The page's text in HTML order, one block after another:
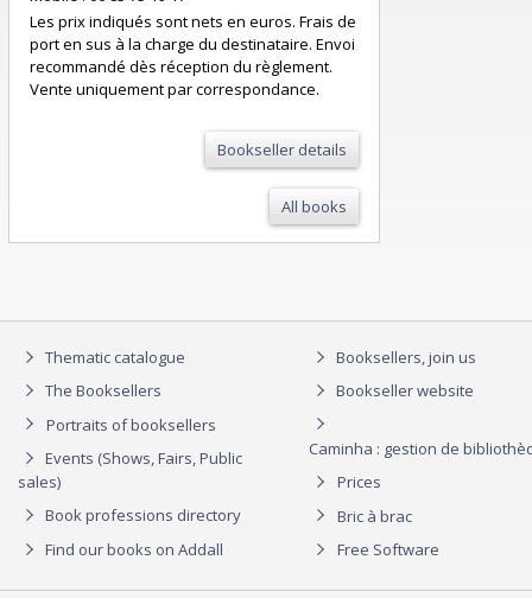
Les prix indiqués sont nets en euros. Frais de
port en sus à la charge du destinataire. Envoi
recommandé dès réception du règlement.
Vente uniquement par correspondance.
Bookseller details
All books
Thematic catalogue
The Booksellers
Portraits of booksellers
Events (Shows, Fairs, Public
sales)
Book professions directory
Find our books on Addall
Booksellers, join us
Bookseller website
Caminha : gestion de
Prices
Bric à brac
Free Software